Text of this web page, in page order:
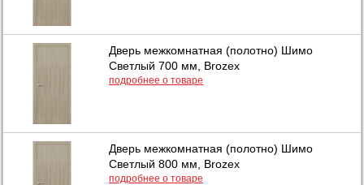
Дверь межкомнатная (полотно) Шимо
Светлый 700 мм, Brozex
подробнее о товаре
Дверь межкомнатная (полотно) Шимо
Светлый 800 мм, Brozex
подробнее о товаре